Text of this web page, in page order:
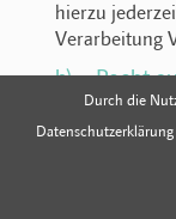
hierzu
Verarbeitung
b) Recht
Jede von der
betroffene
Richtlinien-
jederzeit von
Durch die